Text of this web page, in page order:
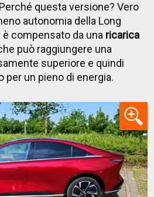
questa versione? Vero
autonomia della Long
è compensato da una ricarica
può raggiungere una
superiore e quindi
per un pieno di energia.